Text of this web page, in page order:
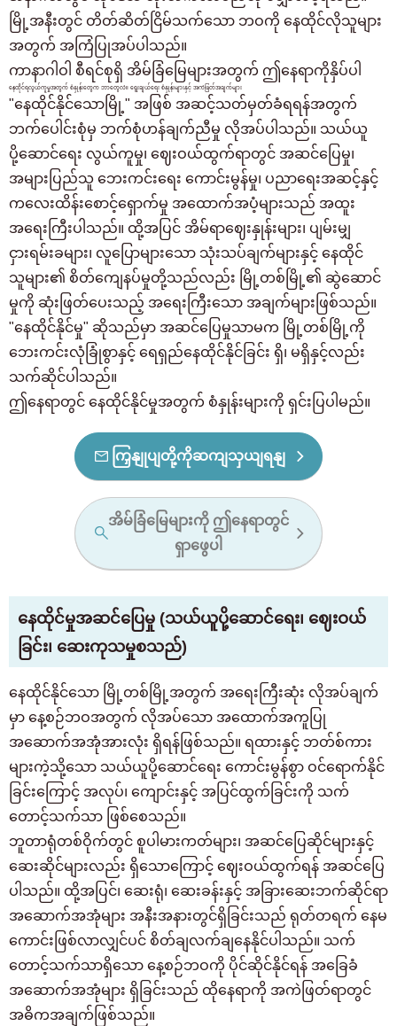
မြို့အနီးတွင် တိတ်ဆိတ်ငြိမ်သက်သော ဘဝကို နေထိုင်လိုသူများ
အတွက် အကြံပြုအပ်ပါသည်။
ကာနာဂါဝါ စီရင်စုရှိ အိမ်ခြံမြေများအတွက် ဤနေရာကိုနှိပ်ပါ
နေထိုင်ရလွယ်ကူမှုအတွက် စံနှုန်းတွေက ဘာတွေလဲ။ ရွေးချယ်ရေး စံနှုန်းများနှင့် အကဲဖြတ်အချက်များ
"နေထိုင်နိုင်သောမြို့" အဖြစ် အဆင့်သတ်မှတ်ခံရရန်အတွက်
ဘက်ပေါင်းစုံမှ ဘက်စုံဟန်ချက်ညီမှု လိုအပ်ပါသည်။ သယ်ယူ
ပို့ဆောင်ရေး လွယ်ကူမှု၊ ဈေးဝယ်ထွက်ရာတွင် အဆင်ပြေမှု၊
အများပြည်သူ ဘေးကင်းရေး ကောင်းမွန်မှု၊ ပညာရေးအဆင့်နှင့်
ကလေးထိန်းစောင့်ရှောက်မှု အထောက်အပံ့များသည် အထူး
အရေးကြီးပါသည်။ ထို့အပြင် အိမ်ရာဈေးနှုန်းများ၊ ပျမ်းမျှ
ငှားရမ်းခများ၊ လူပြောများသော သုံးသပ်ချက်များနှင့် နေထိုင်
သူများ၏ စိတ်ကျေနပ်မှုတို့သည်လည်း မြို့တစ်မြို့၏ ဆွဲဆောင်
မှုကို ဆုံးဖြတ်ပေးသည့် အရေးကြီးသော အချက်များဖြစ်သည်။
"နေထိုင်နိုင်မှု" ဆိုသည်မှာ အဆင်ပြေမှုသာမက မြို့တစ်မြို့ကို
ဘေးကင်းလုံခြုံစွာနှင့် ရေရှည်နေထိုင်နိုင်ခြင်း ရှိ၊ မရှိနှင့်လည်း
သက်ဆိုင်ပါသည်။
ဤနေရာတွင် နေထိုင်နိုင်မှုအတွက် စံနှုန်းများကို ရှင်းပြပါမည်။
ကြှနျုပျတို့ကိုဆကျသှယျရနျ
အိမ်ခြံမြေများကို ဤနေရာတွင်
ရှာဖွေပါ
နေထိုင်မှုအဆင်ပြေမှု (သယ်ယူပို့ဆောင်ရေး၊ ဈေးဝယ်
ခြင်း၊ ဆေးကုသမှုစသည်)
နေထိုင်နိုင်သော မြို့တစ်မြို့အတွက် အရေးကြီးဆုံး လိုအပ်ချက်
မှာ နေ့စဉ်ဘဝအတွက် လိုအပ်သော အထောက်အကူပြု
အဆောက်အအုံအားလုံး ရှိရန်ဖြစ်သည်။ ရထားနှင့် ဘတ်စ်ကား
များကဲ့သို့သော သယ်ယူပို့ဆောင်ရေး ကောင်းမွန်စွာ ဝင်ရောက်နိုင်
ခြင်းကြောင့် အလုပ်၊ ကျောင်းနှင့် အပြင်ထွက်ခြင်းကို သက်
တောင့်သက်သာ ဖြစ်စေသည်။
ဘူတာရုံတစ်ဝိုက်တွင် စူပါမားကတ်များ၊ အဆင်ပြေဆိုင်များနှင့်
ဆေးဆိုင်များလည်း ရှိသောကြောင့် ဈေးဝယ်ထွက်ရန် အဆင်ပြေ
ပါသည်။ ထို့အပြင်၊ ဆေးရုံ၊ ဆေးခန်းနှင့် အခြားဆေးဘက်ဆိုင်ရာ
အဆောက်အအုံများ အနီးအနားတွင်ရှိခြင်းသည် ရုတ်တရက် နေမ
ကောင်းဖြစ်လာလျှင်ပင် စိတ်ချလက်ချနေနိုင်ပါသည်။ သက်
တောင့်သက်သာရှိသော နေ့စဉ်ဘဝကို ပိုင်ဆိုင်နိုင်ရန် အခြေခံ
အဆောက်အအုံများ ရှိခြင်းသည် ထိုနေရာကို အကဲဖြတ်ရာတွင်
အဓိကအချက်ဖြစ်သည်။
နေထိုင်ရန် စီစဉ်နေသူများနှင့် နေထိုင်သူများအတွက်သာ
03-6712-4344